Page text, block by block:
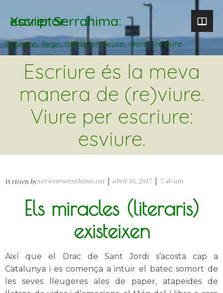
Xavier Serrahima: escriptor
Escriure, llegir, analitzar. veure, viure i reviure
Escriure és la meva
manera de (re)viure.
Viure per escriure:
esviure.
Written byxavier@serrahima.cat abril 16, 2017 7:46 am
Els miracles (literaris)
existeixen
Així que el Drac de Sant Jordi s’acosta cap a
Catalunya i es comença a intuir el batec somort de
les seves lleugeres ales de paper, atapeïdes de